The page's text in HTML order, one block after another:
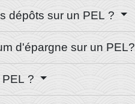
dépôts sur un PEL ?
d'épargne sur un PEL?
?